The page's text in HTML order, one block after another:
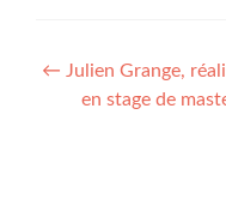
Navigation
← Julien Grange,
en stage de